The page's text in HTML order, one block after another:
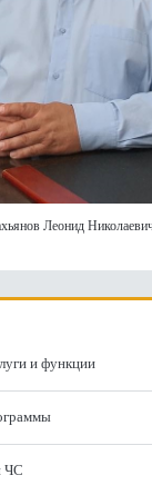
Леонид
и функции
ЧС